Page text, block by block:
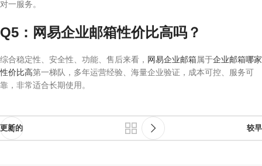
对一服务。
Q5：网易企业邮箱性价比高吗？
综合稳定性、安全性、功能、售后来看， 网易企业邮箱 属于企业邮箱哪家
性价比高第一梯队，多年运营经验、海量企业验证，成本可控、服务可
靠，非常适合长期使用。
更新的 较早